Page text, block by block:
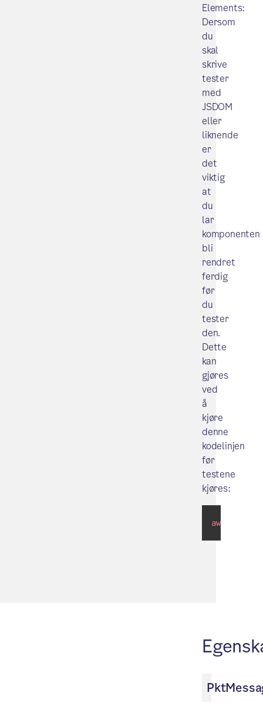
Elements:
Dersom
du
skal
skrive
tester
med
JSDOM
eller
liknende
er
det
viktig
at
du
lar
komponenten
bli
rendret
ferdig
før
du
tester
den.
Dette
kan
gjøres
ved
å
kjøre
denne
kodelinjen
før
testene
kjøres:
await